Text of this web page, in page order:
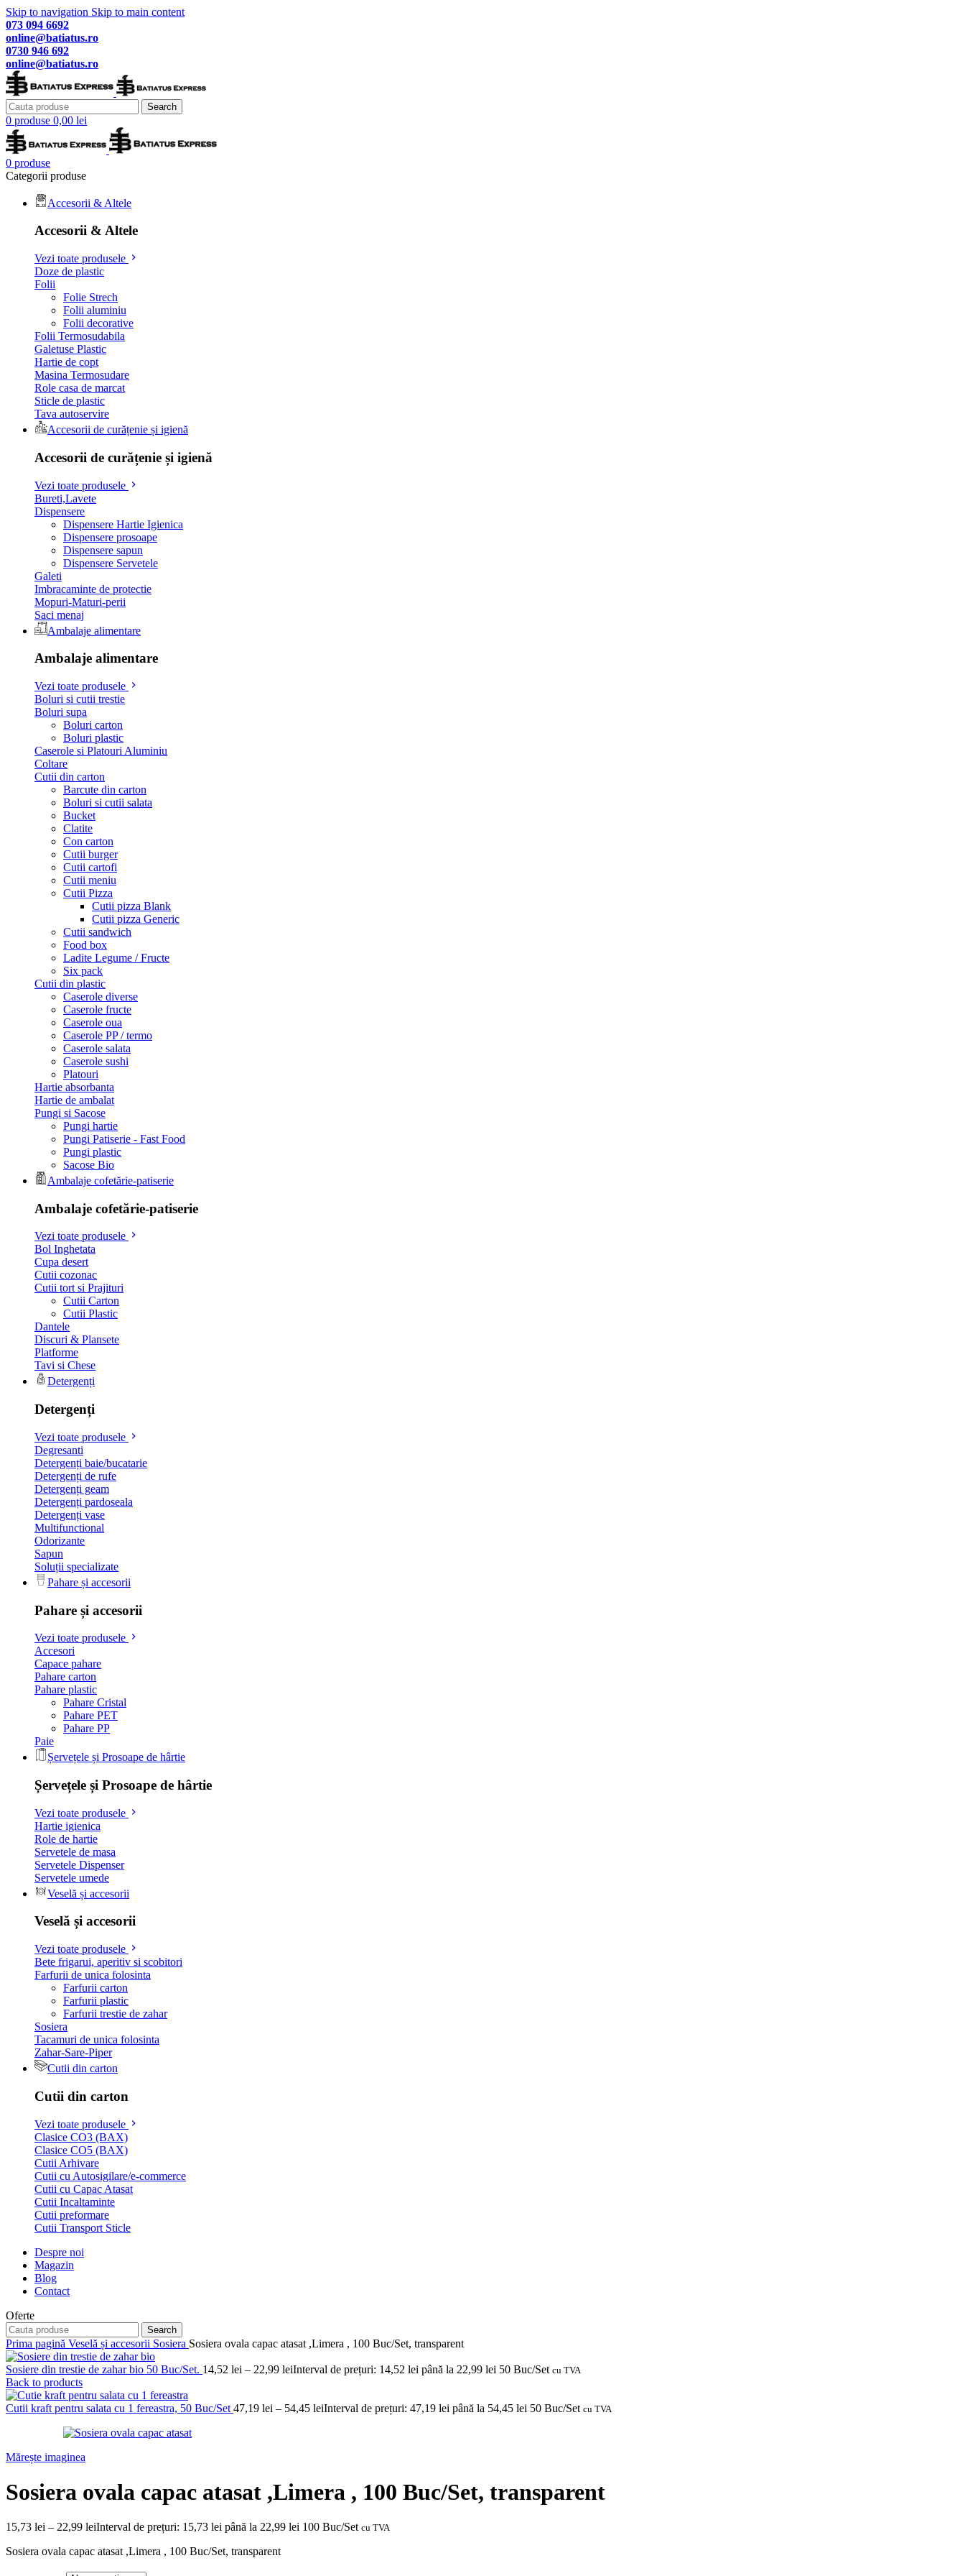
Skip to navigation Skip to main content
073 094 6692
online@batiatus.ro
0730 946 692
online@batiatus.ro
Search
0 produse 0,00 lei
0 produse
Categorii produse
Accesorii & Altele
Accesorii & Altele
Vezi toate produsele
Doze de plastic
Folii
Folie Strech
Folii aluminiu
Folii decorative
Folii Termosudabila
Galetuse Plastic
Hartie de copt
Masina Termosudare
Role casa de marcat
Sticle de plastic
Tava autoservire
Accesorii de curățenie și igienă
Accesorii de curățenie și igienă
Vezi toate produsele
Bureti,Lavete
Dispensere
Dispensere Hartie Igienica
Dispensere prosoape
Dispensere sapun
Dispensere Servetele
Galeti
Imbracaminte de protectie
Mopuri-Maturi-perii
Saci menaj
Ambalaje alimentare
Ambalaje alimentare
Vezi toate produsele
Boluri si cutii trestie
Boluri supa
Boluri carton
Boluri plastic
Caserole si Platouri Aluminiu
Coltare
Cutii din carton
Barcute din carton
Boluri si cutii salata
Bucket
Clatite
Con carton
Cutii burger
Cutii cartofi
Cutii meniu
Cutii Pizza
Cutii pizza Blank
Cutii pizza Generic
Cutii sandwich
Food box
Ladite Legume / Fructe
Six pack
Cutii din plastic
Caserole diverse
Caserole fructe
Caserole oua
Caserole PP / termo
Caserole salata
Caserole sushi
Platouri
Hartie absorbanta
Hartie de ambalat
Pungi si Sacose
Pungi hartie
Pungi Patiserie - Fast Food
Pungi plastic
Sacose Bio
Ambalaje cofetărie-patiserie
Ambalaje cofetărie-patiserie
Vezi toate produsele
Bol Inghetata
Cupa desert
Cutii cozonac
Cutii tort si Prajituri
Cutii Carton
Cutii Plastic
Dantele
Discuri & Plansete
Platforme
Tavi si Chese
Detergenți
Detergenți
Vezi toate produsele
Degresanti
Detergenți baie/bucatarie
Detergenți de rufe
Detergenți geam
Detergenți pardoseala
Detergenți vase
Multifunctional
Odorizante
Sapun
Soluții specializate
Pahare și accesorii
Pahare și accesorii
Vezi toate produsele
Accesori
Capace pahare
Pahare carton
Pahare plastic
Pahare Cristal
Pahare PET
Pahare PP
Paie
Șervețele și Prosoape de hârtie
Șervețele și Prosoape de hârtie
Vezi toate produsele
Hartie igienica
Role de hartie
Servetele de masa
Servetele Dispenser
Servetele umede
Veselă și accesorii
Veselă și accesorii
Vezi toate produsele
Bete frigarui, aperitiv si scobitori
Farfurii de unica folosinta
Farfurii carton
Farfurii plastic
Farfurii trestie de zahar
Sosiera
Tacamuri de unica folosinta
Zahar-Sare-Piper
Cutii din carton
Cutii din carton
Vezi toate produsele
Clasice CO3 (BAX)
Clasice CO5 (BAX)
Cutii Arhivare
Cutii cu Autosigilare/e-commerce
Cutii cu Capac Atasat
Cutii Incaltaminte
Cutii preformare
Cutii Transport Sticle
Despre noi
Magazin
Blog
Contact
Oferte
Search
Prima pagină Veselă și accesorii Sosiera Sosiera ovala capac atasat ,Limera , 100 Buc/Set, transparent
Sosiere din trestie de zahar bio 50 Buc/Set. 14,52 lei – 22,99 leiInterval de prețuri: 14,52 lei până la 22,99 lei 50 Buc/Set cu TVA
Back to products
Cutii kraft pentru salata cu 1 fereastra, 50 Buc/Set 47,19 lei – 54,45 leiInterval de prețuri: 47,19 lei până la 54,45 lei 50 Buc/Set cu TVA
Mărește imaginea
Sosiera ovala capac atasat ,Limera , 100 Buc/Set, transparent
15,73 lei – 22,99 leiInterval de prețuri: 15,73 lei până la 22,99 lei 100 Buc/Set cu TVA
Sosiera ovala capac atasat ,Limera , 100 Buc/Set, transparent